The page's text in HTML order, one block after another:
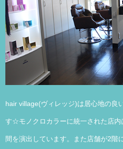
hair village(ヴィレッジ)は居心地の良
す☆モノクロカラーに統一された店
間を演出しています。また店舗が2階